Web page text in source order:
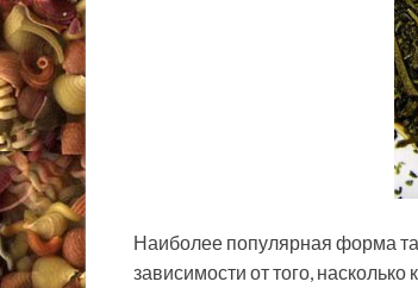
Наиболее популярная форма
зависимости от того,